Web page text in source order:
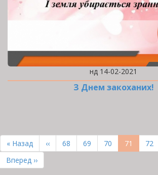
нд 14-02-2021
З Днем закоханих!
НА
СТОРІНКИ
Перша
сторінка
« Назад
Попередня
сторінка
‹‹ Page
68 Page
69 Page
70
Поточна
сторінка
71 Page
72
Остання
сторінка
Вперед ››